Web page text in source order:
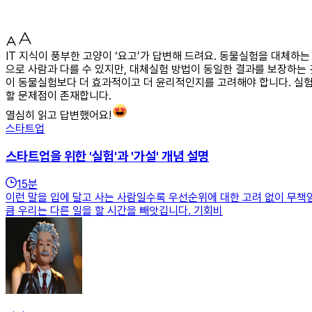
IT 지식이 풍부한 고양이 ‘요고’가 답변해 드려요. 동물실험을 대체
으로 사람과 다를 수 있지만, 대체실험 방법이 동일한 결과를 보장하
이 동물실험보다 더 효과적이고 더 윤리적인지를 고려해야 합니다.
할 문제점이 존재합니다.
열심히 읽고 답변했어요!
스타트업
스타트업을 위한 '실험'과 '가설' 개념 설명
15분
이런 말을 입에 달고 사는 사람일수록 우선순위에 대한 고려 없이 무
큼 우리는 다른 일을 할 시간을 빼앗깁니다. 기회비